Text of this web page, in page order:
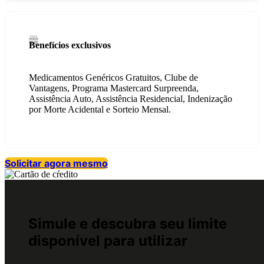
Benefícios exclusivos
Medicamentos Genéricos Gratuitos, Clube de
Vantagens, Programa Mastercard Surpreenda,
Assistência Auto, Assistência Residencial, Indenização
por Morte Acidental e Sorteio Mensal.
Solicitar agora mesmo
Simule e descubra seu limite
disponível para utilizar